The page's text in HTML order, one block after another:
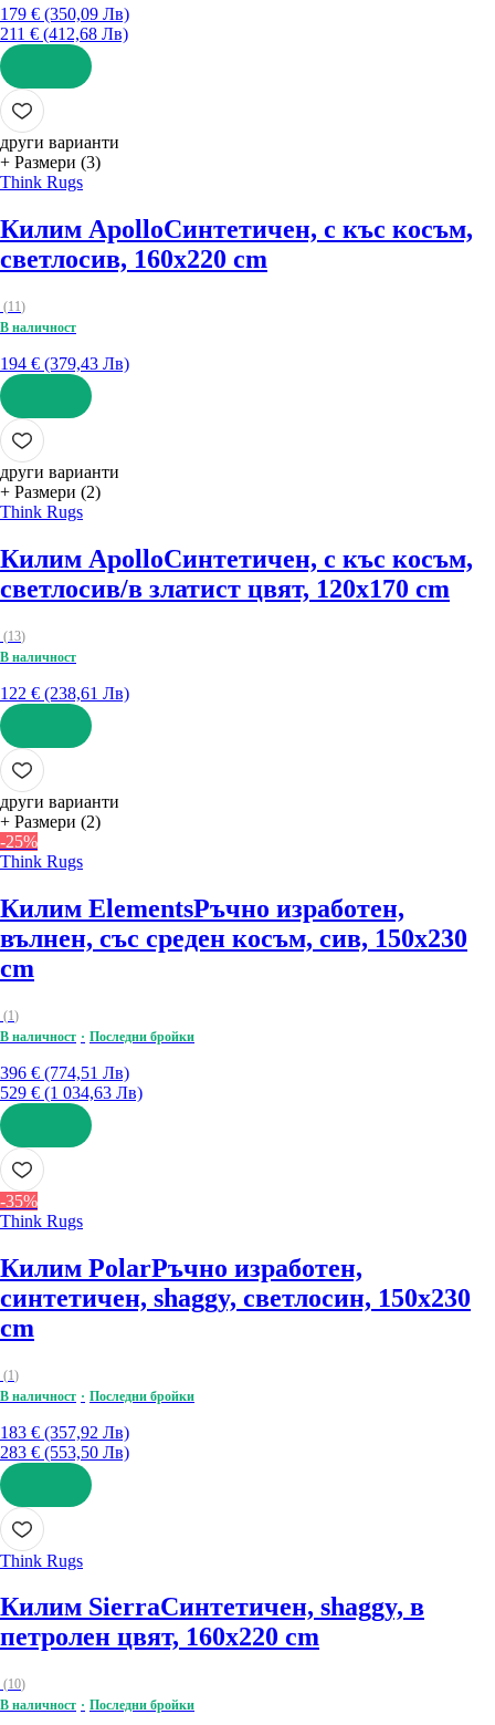
179 € (350,09 Лв)
211 € (412,68 Лв)
ДОБАВИ
други варианти
+ Размери (3)
Think Rugs
Килим ApolloСинтетичен, с къс косъм,
светлосив, 160x220 cm
(11)
В наличност
194 € (379,43 Лв)
ДОБАВИ
други варианти
+ Размери (2)
Think Rugs
Килим ApolloСинтетичен, с къс косъм,
светлосив/в златист цвят, 120x170 cm
(13)
В наличност
122 € (238,61 Лв)
ДОБАВИ
други варианти
+ Размери (2)
-25%
Think Rugs
Килим ElementsРъчно изработен,
вълнен, със среден косъм, сив, 150x230
cm
(1)
В наличност
Последни бройки
396 € (774,51 Лв)
529 € (1 034,63 Лв)
ДОБАВИ
-35%
Think Rugs
Килим PolarРъчно изработен,
синтетичен, shaggy, светлосин, 150x230
cm
(1)
В наличност
Последни бройки
183 € (357,92 Лв)
283 € (553,50 Лв)
ДОБАВИ
Think Rugs
Килим SierraСинтетичен, shaggy, в
петролен цвят, 160x220 cm
(10)
В наличност
Последни бройки